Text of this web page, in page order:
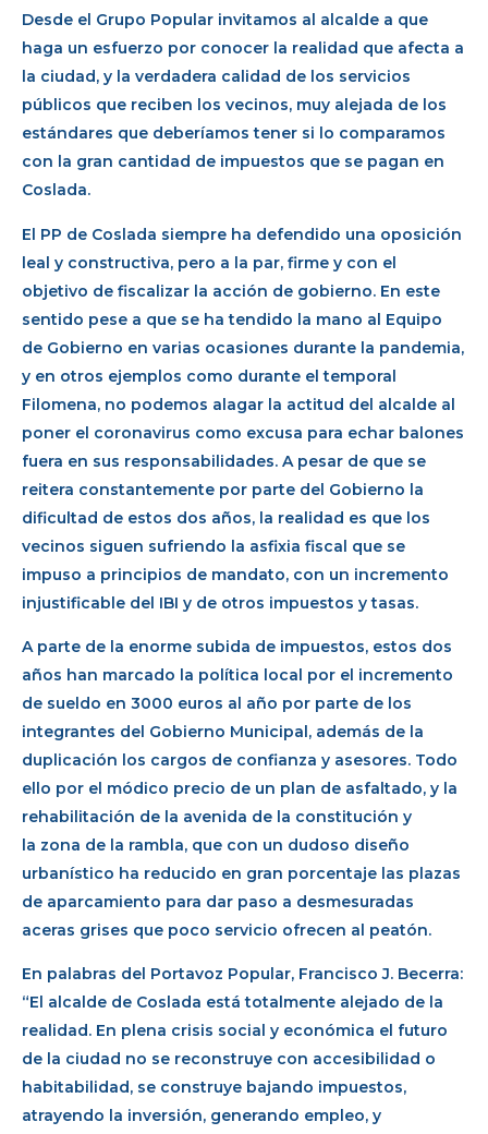
Desde el Grupo Popular invitamos al alcalde a que
haga un esfuerzo por conocer la realidad que afecta a
la ciudad, y la verdadera calidad de los servicios
públicos que reciben los vecinos, muy alejada de los
estándares que deberíamos tener si lo comparamos
con la gran cantidad de impuestos que se pagan en
Coslada.
El PP de Coslada siempre ha defendido una oposición
leal y constructiva, pero a la par, firme y con el
objetivo de fiscalizar la acción de gobierno. En este
sentido pese a que se ha tendido la mano al Equipo
de Gobierno en varias ocasiones durante la pandemia,
y en otros ejemplos como durante el temporal
Filomena, no podemos alagar la actitud del alcalde al
poner el coronavirus como excusa para echar balones
fuera en sus responsabilidades. A pesar de que se
reitera constantemente por parte del Gobierno la
dificultad de estos dos años, la realidad es que los
vecinos siguen sufriendo la asfixia fiscal que se
impuso a principios de mandato, con un incremento
injustificable del IBI y de otros impuestos y tasas.
A parte de la enorme subida de impuestos, estos dos
años han marcado la política local por el incremento
de sueldo en 3000 euros al año por parte de los
integrantes del Gobierno Municipal, además de la
duplicación los cargos de confianza y asesores. Todo
ello por el módico precio de un plan de asfaltado, y la
rehabilitación de la avenida de la constitución y
la zona de la rambla, que con un dudoso diseño
urbanístico ha reducido en gran porcentaje las plazas
de aparcamiento para dar paso a desmesuradas
aceras grises que poco servicio ofrecen al peatón.
En palabras del Portavoz Popular, Francisco J. Becerra:
“El alcalde de Coslada está totalmente alejado de la
realidad. En plena crisis social y económica el futuro
de la ciudad no se reconstruye con accesibilidad o
habitabilidad, se construye bajando impuestos,
atrayendo la inversión, generando empleo, y